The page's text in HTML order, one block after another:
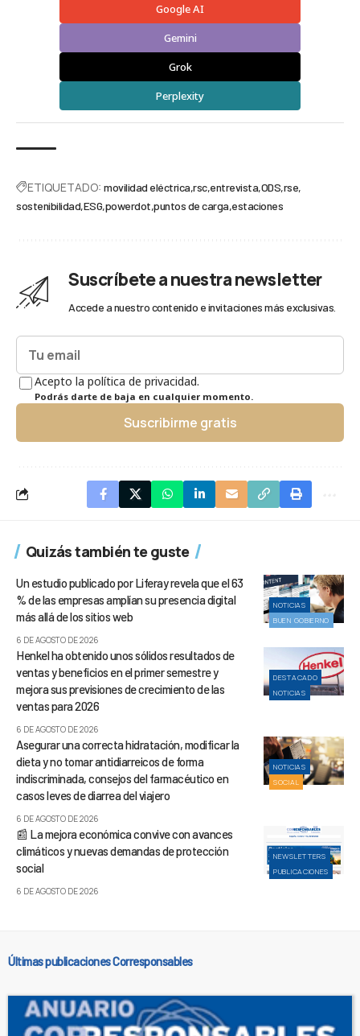
Google AI
Gemini
Grok
Perplexity
ETIQUETADO: movilidad eléctrica rsc entrevista ODS rse
sostenibilidad ESG powerdot puntos de carga estaciones
Suscríbete a nuestra newsletter
Accede a nuestro contenido e invitaciones más exclusivas.
Acepto la política de privacidad.
Podrás darte de baja en cualquier momento.
Suscribirme gratis
Quizás también te guste
NOTICIAS
BUEN GOBIERNO
Un estudio publicado por Liferay revela que el 63
% de las empresas amplían su presencia digital
más allá de los sitios web
6 DE AGOSTO DE 2026
DESTACADO
NOTICIAS
Henkel ha obtenido unos sólidos resultados de
ventas y beneficios en el primer semestre y
mejora sus previsiones de crecimiento de las
ventas para 2026
6 DE AGOSTO DE 2026
NOTICIAS
SOCIAL
Asegurar una correcta hidratación, modificar la
dieta y no tomar antidiarreicos de forma
indiscriminada, consejos del farmacéutico en
casos leves de diarrea del viajero
6 DE AGOSTO DE 2026
NEWSLETTERS
PUBLICACIONES
📰 La mejora económica convive con avances
climáticos y nuevas demandas de protección
social
6 DE AGOSTO DE 2026
Últimas publicaciones Corresponsables